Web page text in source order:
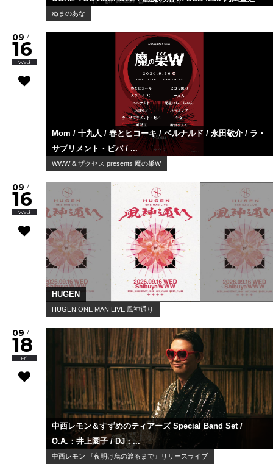
ぬまのあな
09 /
16
Wed
Mom / 十九人 / 春とヒコーキ / ベルナルド / 永田敬介 / ラ・
サプリメント・ビバ / ...
WWW & ザクセス presents 魔の巣W
09 /
16
Wed
HUGEN
HUGEN ONE MAN LIVE 風神通り
09 /
18
Fri
中西レモン＆すずめのティアーズ Special Band Set /
O.A.：井上園子 / DJ：...
中西レモン 『夜明け烏の渡るまで』リリースライブ